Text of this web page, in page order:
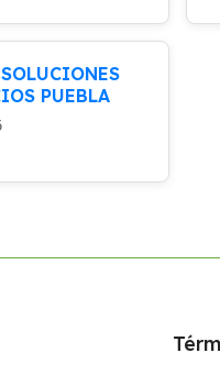
PUEBLA